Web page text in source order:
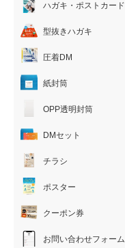
ハガキ・ポストカード
型抜きハガキ
圧着DM
紙封筒
OPP透明封筒
DMセット
チラシ
ポスター
クーポン券
お問い合わせフォーム